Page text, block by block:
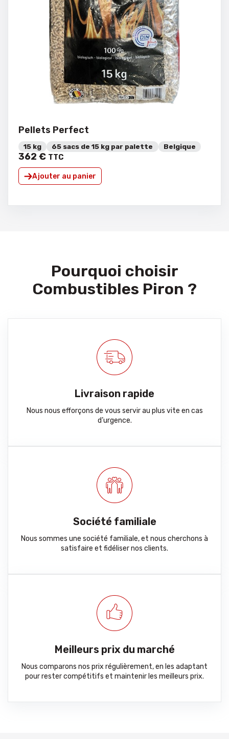
Pellets Perfect
15 kg 65 sacs de 15 kg par palette Belgique
362 € TTC
Ajouter au panier
Pourquoi choisir
Combustibles Piron ?
Livraison rapide
Nous nous efforçons de vous servir au plus vite en cas
d’urgence.
Société familiale
Nous sommes une société familiale, et nous cherchons à
satisfaire et fidéliser nos clients.
Meilleurs prix du marché
Nous comparons nos prix régulièrement, en les adaptant
pour rester compétitifs et maintenir les meilleurs prix.